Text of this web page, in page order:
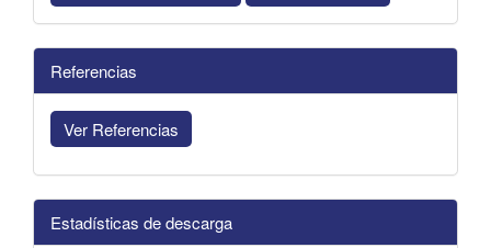
Referencias
Ver Referencias
Estadísticas de descarga